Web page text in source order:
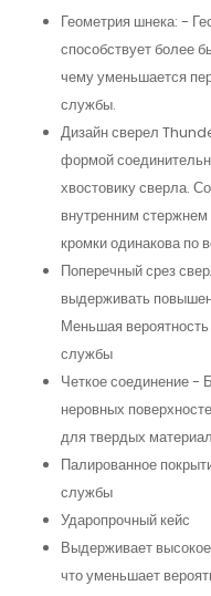
Геометрия шнека: -
способствует более
чему уменьшается
службы.
Дизайн сверел
формой
хвостовику сверла.
внутренним
кромки одинакова по
Поперечный срез
выдерживать
Меньшая
службы
Четкое соединение -
неровных
для твердых
Палированное
службы
Ударопрочный кейс
Выдерживает
что уменьшает